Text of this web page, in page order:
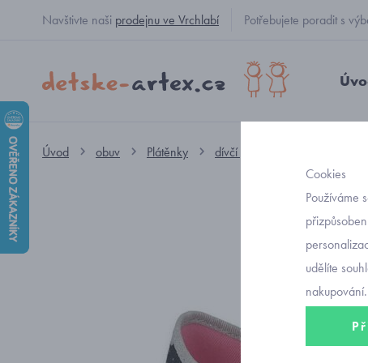
Navštivte naši prodejnu ve Vrchlabí Potřebujete poradit s
Úvod obuv Plátěnky dívčí plátěnky
Cookies
Používáme
udělíte
nakupování.